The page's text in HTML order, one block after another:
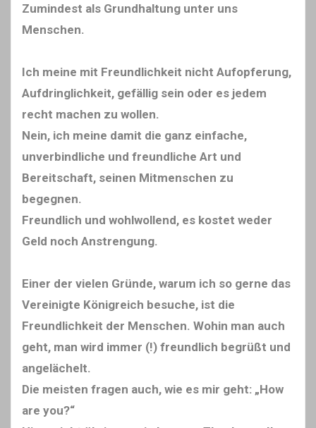
Zumindest als Grundhaltung unter uns
Menschen.
Ich meine mit Freundlichkeit nicht Aufopferung,
Aufdringlichkeit, gefällig sein oder es jedem
recht machen zu wollen.
Nein, ich meine damit die ganz einfache,
unverbindliche und freundliche Art und
Bereitschaft, seinen Mitmenschen zu
begegnen.
Freundlich und wohlwollend, es kostet weder
Geld noch Anstrengung.
Einer der vielen Gründe, warum ich so gerne das
Vereinigte Königreich besuche, ist die
Freundlichkeit der Menschen. Wohin man auch
geht, man wird immer (!) freundlich begrüßt und
angelächelt.
Die meisten fragen auch, wie es mir geht: „How
are you?“